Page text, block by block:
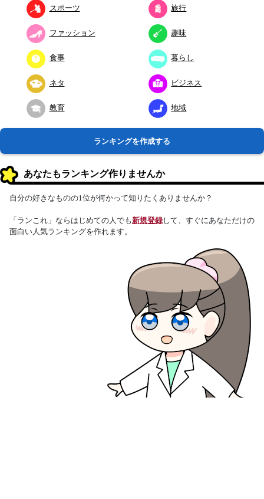
スポーツ 旅行
ファッション 趣味
食事 暮らし
ネタ ビジネス
教育 地域
ランキングを作成する
あなたもランキング作りませんか
自分の好きなものの1位が何かって知りたくありませんか？
「ランこれ」ならはじめての人でも新規登録して、すぐにあなただけの
面白い人気ランキングを作れます。